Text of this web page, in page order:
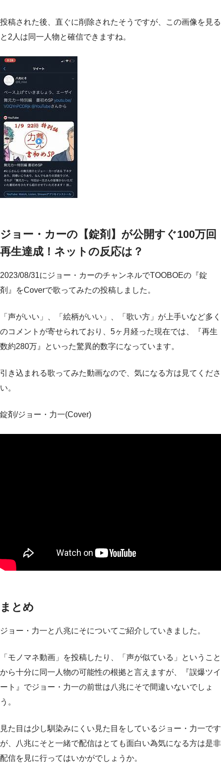
投稿された後、直ぐに削除されたそうですが、この画像を見る
と2人は同一人物と確信できますね。
ジョー・カーの【錠剤】が公開すぐ100万回
再生達成！ネットの反応は？
2023/08/31にジョー・カーのチャンネルでTOOBOEの『錠
剤』をCoverで歌ってみたの投稿しました。
「声がいい」、「絵柄がいい」、「歌い方」が上手いなど多く
のコメントが寄せられており、5ヶ月経った現在では、『再生
数約280万』といった驚異的数字になっています。
引き込まれる歌ってみた動画なので、気になる方は見てくださ
い。
錠剤/ジョー・力一(Cover)
まとめ
ジョー・力一と八兆にそについてご紹介していきました。
「モノマネ動画」を投稿したり、「声が似ている」ということ
から十分に同一人物の可能性の根拠と言えますが、『誤爆ツイ
ート』でジョー・力一の前世は八兆にそで間違いないでしょ
う。
見た目は少し馴染みにくい見た目をしているジョー・力一です
が、八兆にそと一緒で配信はとても面白い為気になる方は是非
配信を見に行ってはいかがでしょうか。